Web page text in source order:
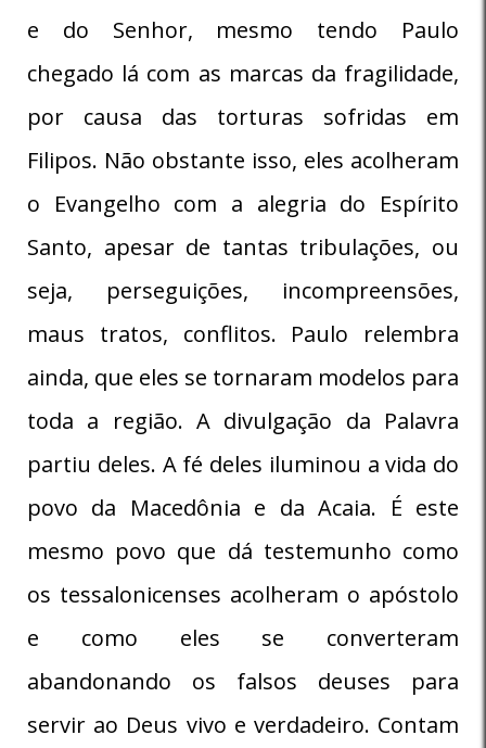
e do Senhor, mesmo tendo Paulo
chegado lá com as marcas da fragilidade,
por causa das torturas sofridas em
Filipos. Não obstante isso, eles acolheram
o Evangelho com a alegria do Espírito
Santo, apesar de tantas tribulações, ou
seja, perseguições, incompreensões,
maus tratos, conflitos. Paulo relembra
ainda, que eles se tornaram modelos para
toda a região. A divulgação da Palavra
partiu deles. A fé deles iluminou a vida do
povo da Macedônia e da Acaia. É este
mesmo povo que dá testemunho como
os tessalonicenses acolheram o apóstolo
e como eles se converteram
abandonando os falsos deuses para
servir ao Deus vivo e verdadeiro. Contam